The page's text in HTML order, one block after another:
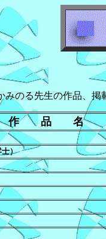
生の作品、掲載誌に
作 品 名
）